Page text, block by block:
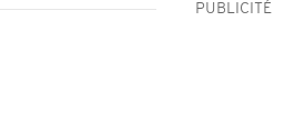
PUBLICITÉ